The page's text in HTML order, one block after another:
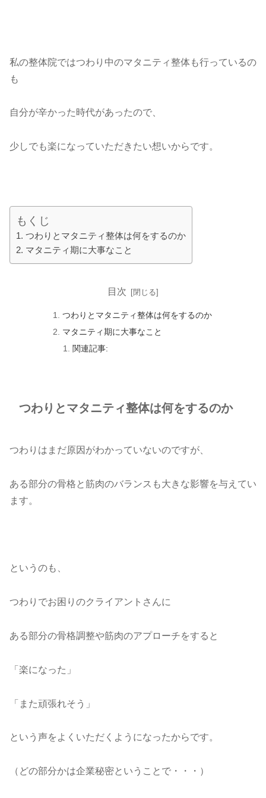
私の整体院ではつわり中のマタニティ整体も行っているの
も
自分が辛かった時代があったので、
少しでも楽になっていただきたい想いからです。
もくじ
つわりとマタニティ整体は何をするのか
マタニティ期に大事なこと
目次
つわりとマタニティ整体は何をするのか
マタニティ期に大事なこと
関連記事:
つわりとマタニティ整体は何をするのか
つわりはまだ原因がわかっていないのですが、
ある部分の骨格と筋肉のバランスも大きな影響を与えてい
ます。
というのも、
つわりでお困りのクライアントさんに
ある部分の骨格調整や筋肉のアプローチをすると
「楽になった」
「また頑張れそう」
という声をよくいただくようになったからです。
（どの部分かは企業秘密ということで・・・）